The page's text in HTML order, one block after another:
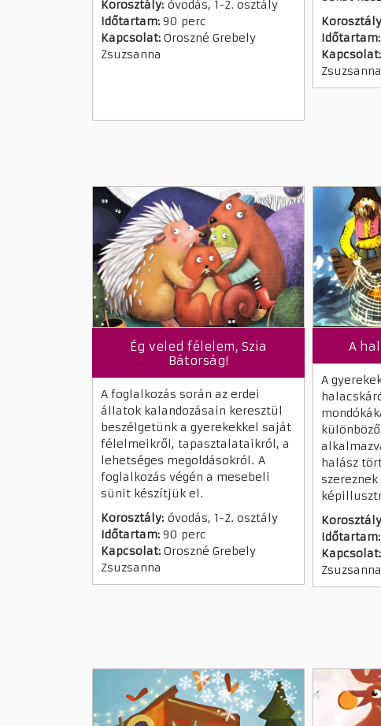
Korosztály: óvodás, 1-2. osztály
Időtartam: 90 perc
Kapcsolat: Oroszné Grebely
Zsuzsanna
Időtartam:
Kapcsolat:
Zsuzsanna
Ég veled félelem, Szia
Bátorság!
A foglalkozás során az erdei
állatok kalandozásain keresztül
beszélgetünk a gyerekekkel saját
félelmeikről, tapasztalataikról, a
lehetséges megoldásokról. A
foglalkozás végén a mesebeli
sünit készítjük el.
Korosztály: óvodás, 1-2. osztály
Időtartam: 90 perc
Kapcsolat: Oroszné Grebely
Zsuzsanna
A
A
halász
Időtartam:
Kapcsolat:
Zsuzsanna